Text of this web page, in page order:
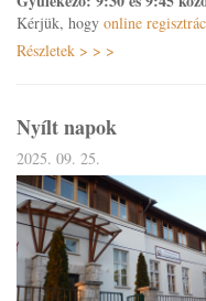
Kérjük, hogy online
Részletek > > >
Nyílt napok
2025. 09. 25.